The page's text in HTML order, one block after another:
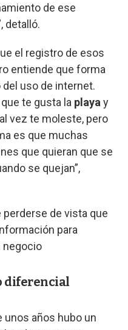
de ese
detalló.
el registro de esos
entiende que forma
uso de internet.
te gusta la playa y
vez te moleste, pero
es que muchas
que quieran que se
se quejan”,
perderse de vista que
para
negocio
diferencial
unos años hubo un